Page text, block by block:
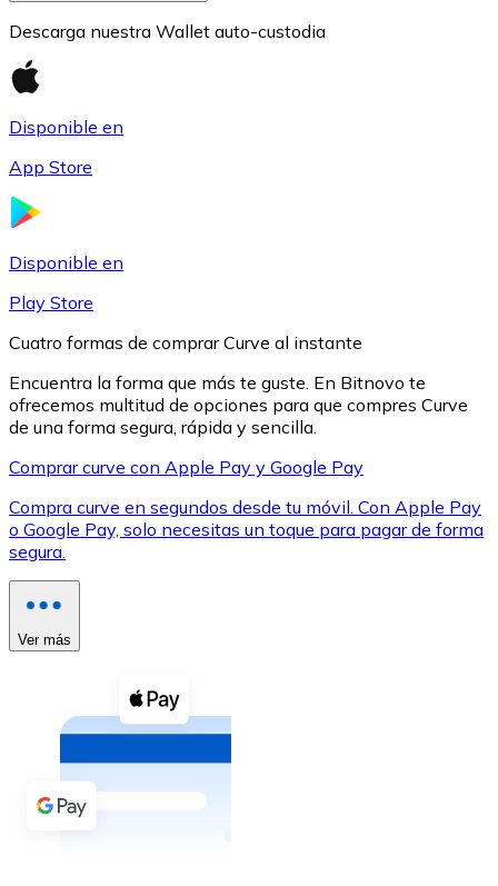
XRP
XRP
Ver todo
Compra criptomonedas con efectivo en tu tienda más
Comprar con efectivo
Transferencia SEPA
Descarga nuestra Wallet auto-custodia
Disponible en
App Store
Disponible en
Play Store
Cuatro formas de comprar Curve al instante
Encuentra la forma que más te guste. En Bitnovo te
ofrecemos multitud de opciones para que compres Curve
de una forma segura, rápida y sencilla.
Comprar curve con Apple Pay y Google Pay
Compra curve en segundos desde tu móvil. Con Apple Pay
o Google Pay, solo necesitas un toque para pagar de forma
segura.
Ver más